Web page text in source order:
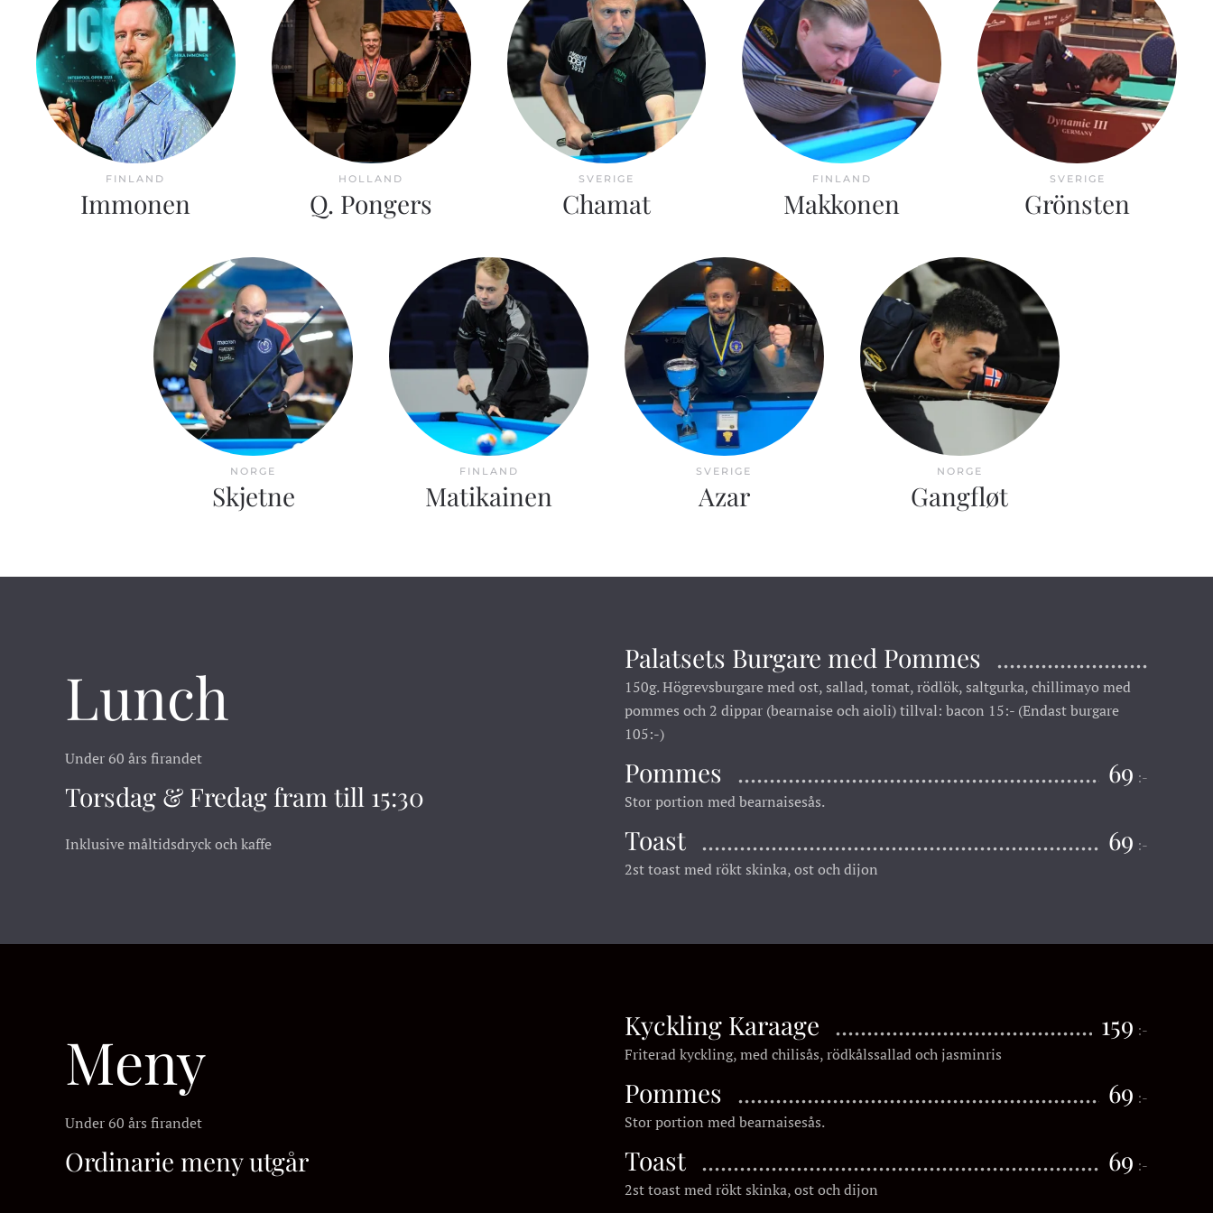
FINLAND
Immonen
HOLLAND
Q. Pongers
SVERIGE
Chamat
FINLAND
Makkonen
SVERIGE
Grönsten
NORGE
Skjetne
FINLAND
Matikainen
SVERIGE
Azar
NORGE
Gangfløt
Lunch
Under 60 års firandet
Torsdag & Fredag fram till 15:30
Inklusive måltidsdryck och kaffe
Palatsets Burgare med Pommes
150g. Högrevsburgare med ost, sallad, tomat, rödlök, saltgurka, chillimayo med
pommes och 2 dippar (bearnaise och aioli) tillval: bacon 15:- (Endast burgare
105:-)
Pommes 69 :-
Stor portion med bearnaisesås.
Toast 69 :-
2st toast med rökt skinka, ost och dijon
Meny
Under 60 års firandet
Ordinarie meny utgår
Kyckling Karaage 159 :-
Friterad kyckling, med chilisås, rödkålssallad och jasminris
Pommes 69 :-
Stor portion med bearnaisesås.
Toast 69 :-
2st toast med rökt skinka, ost och dijon